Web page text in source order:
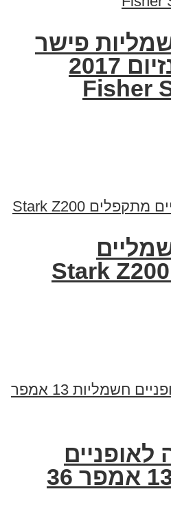
פישר
סילבר מגנזיום 2017
Fisher
לאופניים
חשמליות 13 אמפר 36